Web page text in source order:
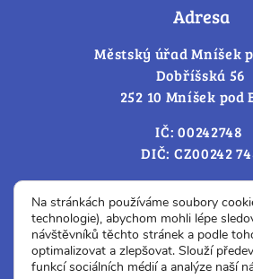
Adresa
Městský úřad Mníšek
Dobříšská 56
252 10 Mníšek pod
IČ: 00242748
DIČ: CZ00242
Cookies – změna
Prohlášení o
Na stránkách používáme soubory
technologie), abychom mohli lépe
návštěvníků těchto stránek a podle
optimalizovat a zlepšovat. Slouží
funkcí sociálních médií a analýze naší